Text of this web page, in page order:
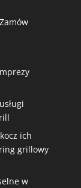
ich
grillowy
w